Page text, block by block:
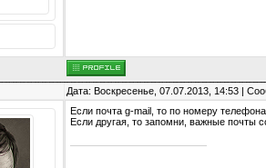
Дата: Воскресенье, 07.07.2013, 14:53 |
Если почта g-mail, то по номеру
Если другая, то запомни, важные почты